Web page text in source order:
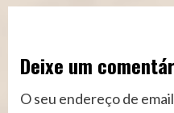
Deixe um
O seu endereço de